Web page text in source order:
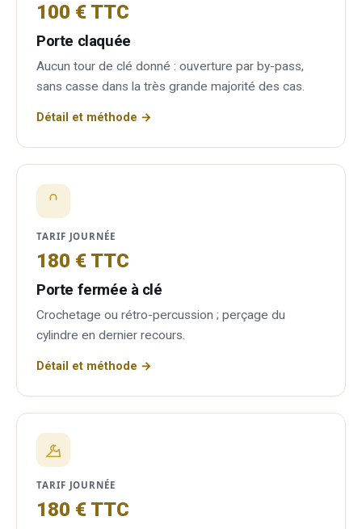
100 € TTC
Porte claquée
Aucun tour de clé donné : ouverture par by-pass,
sans casse dans la très grande majorité des cas.
Détail et méthode →
TARIF JOURNÉE
180 € TTC
Porte fermée à clé
Crochetage ou rétro-percussion ; perçage du
cylindre en dernier recours.
Détail et méthode →
TARIF JOURNÉE
180 € TTC